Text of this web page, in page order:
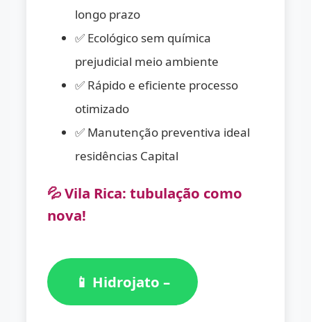
longo prazo
✅ Ecológico sem química
prejudicial meio ambiente
✅ Rápido e eficiente processo
otimizado
✅ Manutenção preventiva ideal
residências Capital
💦 Vila Rica: tubulação como
nova!
📱 Hidrojato –